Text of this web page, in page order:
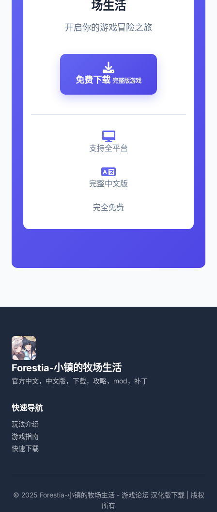
场生活
开启你的游戏冒险之旅
免费下载 完整版游戏
支持全平台
完整中文版
完全免费
Forestia-小镇的牧场生活
官方中文，中文版，下载，攻略，mod，补丁
快速导航
玩法介绍
游戏指南
快速下载
© 2025 Forestia-小镇的牧场生活 - 游戏论坛 汉化版下载 | 版权
所有